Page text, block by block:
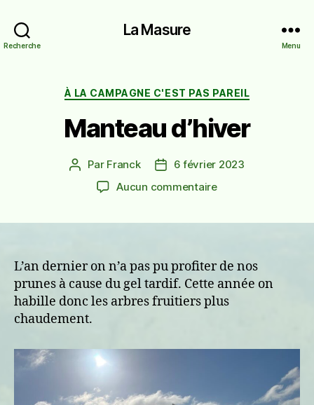
Recherche
La Masure
Menu
Catégories
À LA CAMPAGNE C'EST PAS PAREIL
Manteau d’hiver
Auteur
l’article
Par Franck
Date6 février 2023
Aucun commentairesur
L’an dernier on n’a pas pu profiter de nos
prunes à cause du gel tardif. Cette année on
habille donc les arbres fruitiers plus
chaudement.